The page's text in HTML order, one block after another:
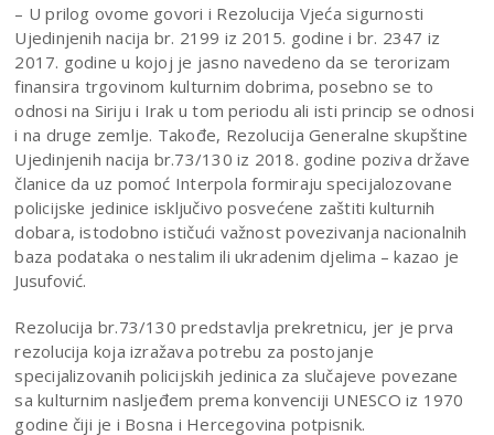
– U prilog ovome govori i Rezolucija Vjeća sigurnosti
Ujedinjenih nacija br. 2199 iz 2015. godine i br. 2347 iz
2017. godine u kojoj je jasno navedeno da se terorizam
finansira trgovinom kulturnim dobrima, posebno se to
odnosi na Siriju i Irak u tom periodu ali isti princip se odnosi
i na druge zemlje. Takođe, Rezolucija Generalne skupštine
Ujedinjenih nacija br.73/130 iz 2018. godine poziva države
članice da uz pomoć Interpola formiraju specijalozovane
policijske jedinice isključivo posvećene zaštiti kulturnih
dobara, istodobno ističući važnost povezivanja nacionalnih
baza podataka o nestalim ili ukradenim djelima – kazao je
Jusufović.
Rezolucija br.73/130 predstavlja prekretnicu, jer je prva
rezolucija koja izražava potrebu za postojanje
specijalizovanih policijskih jedinica za slučajeve povezane
sa kulturnim nasljeđem prema konvenciji UNESCO iz 1970
godine čiji je i Bosna i Hercegovina potpisnik.